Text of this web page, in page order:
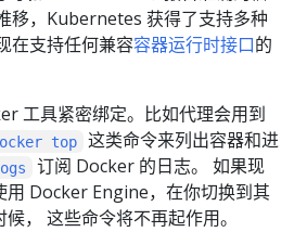
移，Kubernetes 获得了支持多种
在支持任何兼容容器运行时接口的
工具紧密绑定。比如代理会用到
top
这类命令来列出容器和进
订阅 Docker 的日志。 如果现
用 Docker Engine，在你切换到其
， 这些命令将不再起作用。